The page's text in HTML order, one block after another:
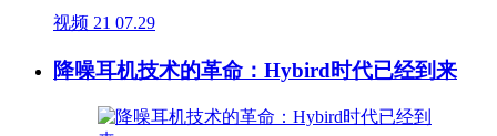
视频 21 07.29
降噪耳机技术的革命：Hybird时代已经到来